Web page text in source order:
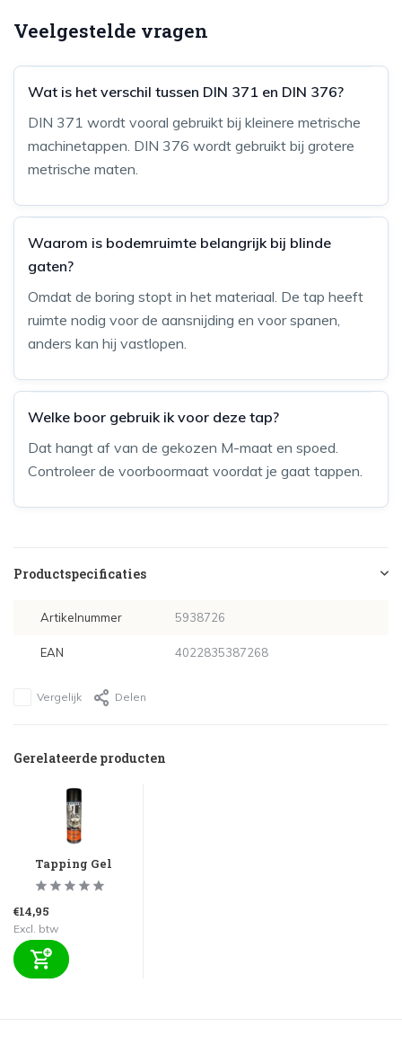
Veelgestelde vragen
Wat is het verschil tussen DIN 371 en DIN 376?
DIN 371 wordt vooral gebruikt bij kleinere metrische
machinetappen. DIN 376 wordt gebruikt bij grotere
metrische maten.
Waarom is bodemruimte belangrijk bij blinde
gaten?
Omdat de boring stopt in het materiaal. De tap heeft
ruimte nodig voor de aansnijding en voor spanen,
anders kan hij vastlopen.
Welke boor gebruik ik voor deze tap?
Dat hangt af van de gekozen M-maat en spoed.
Controleer de voorboormaat voordat je gaat tappen.
Productspecificaties
Artikelnummer 5938726
EAN 4022835387268
Vergelijk Delen
Gerelateerde producten
Tapping Gel
€14,95
Excl. btw